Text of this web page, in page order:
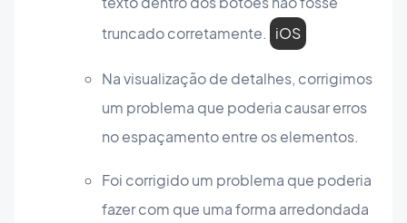
truncado corretamente. iOS
Na visualização de detalhes, corrigimos
um problema que poderia causar erros
no espaçamento entre os elementos.
Foi corrigido um problema que poderia
fazer com que uma forma arredondada